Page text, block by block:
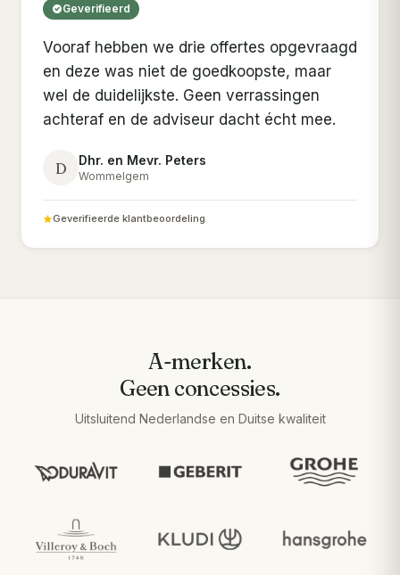
Geverifieerd
Vooraf hebben we drie offertes opgevraagd
en deze was niet de goedkoopste, maar
wel de duidelijkste. Geen verrassingen
achteraf en de adviseur dacht écht mee.
D Dhr. en Mevr. Peters
Wommelgem
Geverifieerde klantbeoordeling
A-merken.
Geen concessies.
Uitsluitend Nederlandse en Duitse kwaliteit